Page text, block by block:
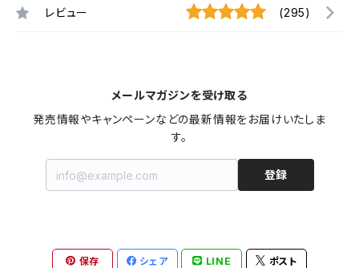
レビュー (295)
メールマガジンを受け取る
発売情報やキャンペーンなどの最新情報をお届けいたしま
す。
登録
保存 シェア LINE ポスト